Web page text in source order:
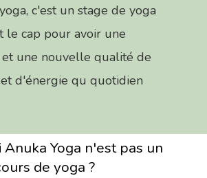
c'est un stage de yoga
le cap pour avoir une
une nouvelle qualité de
d'énergie qu quotidien
Anuka Yoga n'est pas un
de yoga ?